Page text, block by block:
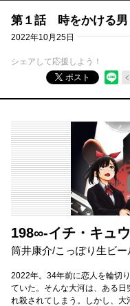
第１話 時をかける男
2022年10月25日
シェアして応援しよう！
ポスト
198∞-イチ・キュ
筒井康介/こっぽり生ビー
2022年。34年前に恋人を輪切
ていた。そんな大河は、ある
れ殺されてしまう。しかし、